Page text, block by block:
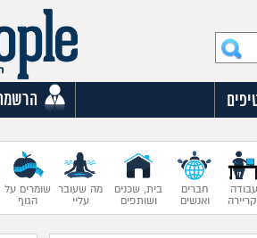
עבודה
חברים
ואנשים
בית, שכנים
ושותפים
מה שעובר
עליי
שומרים על
הגוף